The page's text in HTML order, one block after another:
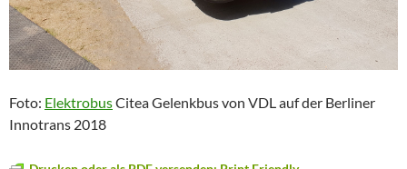
Foto: ElektrobusCitea Gelenkbus von VDL auf der Berliner
Innotrans 2018